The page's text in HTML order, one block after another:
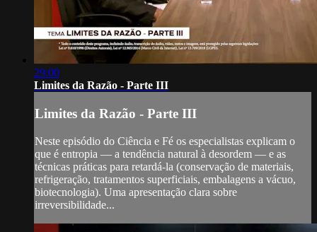
29:00
Limites da Razão - Parte III
Limites da Razão - Parte III
Neste episódio do Ciência e Fé os especialistas explicam o
que é entropia — a tendência natural à desordem — e as
técnicas práticas para retardá-la (conservação de materiais,
refrigeração, tratamentos superficiais, embalagens a vácuo,
biotecnologia). Uma apresentação clara sobre
irreversibilidade...